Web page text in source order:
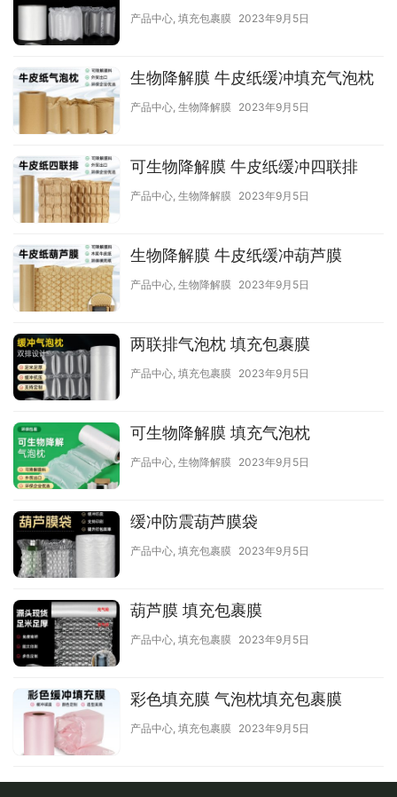
产品中心, 填充包裹膜 2023年9月5日
生物降解膜 牛皮纸缓冲填充气泡枕
产品中心, 生物降解膜 2023年9月5日
可生物降解膜 牛皮纸缓冲四联排
产品中心, 生物降解膜 2023年9月5日
生物降解膜 牛皮纸缓冲葫芦膜
产品中心, 生物降解膜 2023年9月5日
两联排气泡枕 填充包裹膜
产品中心, 填充包裹膜 2023年9月5日
可生物降解膜 填充气泡枕
产品中心, 生物降解膜 2023年9月5日
缓冲防震葫芦膜袋
产品中心, 填充包裹膜 2023年9月5日
葫芦膜 填充包裹膜
产品中心, 填充包裹膜 2023年9月5日
彩色填充膜 气泡枕填充包裹膜
产品中心, 填充包裹膜 2023年9月5日